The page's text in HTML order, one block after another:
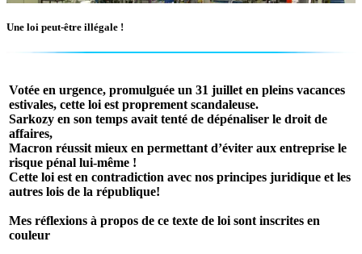
Une loi peut-être illégale !
Votée en urgence, promulguée un 31 juillet en pleins vacances
estivales, cette loi est proprement scandaleuse.
Sarkozy en son temps avait tenté de dépénaliser le droit de
affaires,
Macron réussit mieux en permettant d’éviter aux entreprise le
risque pénal lui-même !
Cette loi est en contradiction avec nos principes juridique et les
autres lois de la république!
Mes réflexions à propos de ce texte de loi sont inscrites en
couleur